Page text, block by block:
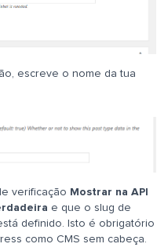
escreve o nome da tua
verificação Mostrar na API
e que o slug de
definido. Isto é obrigatório
como CMS sem cabeça.